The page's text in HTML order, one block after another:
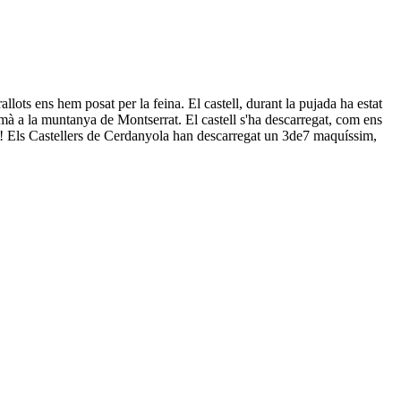
ens hem posat per la feina. El castell, durant la pujada ha estat
a la muntanya de Montserrat. El castell s'ha descarregat, com ens
Castellers de Cerdanyola han descarregat un 3de7 maquíssim,